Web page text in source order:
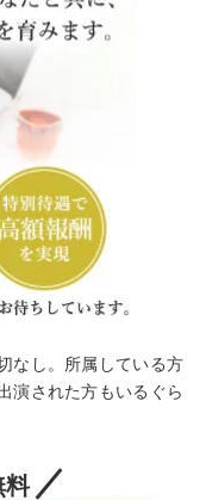
なし。所属している方
演された方もいるぐら
料